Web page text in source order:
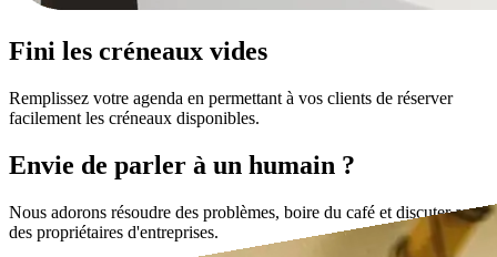
Fini les créneaux vides
Remplissez votre agenda en permettant à vos clients de réserver
facilement les créneaux disponibles.
Envie de parler à un humain ?
Nous adorons résoudre des problèmes, boire du café et discuter avec
des propriétaires d'entreprises.